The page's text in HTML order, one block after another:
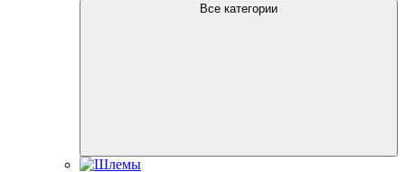
Все категории